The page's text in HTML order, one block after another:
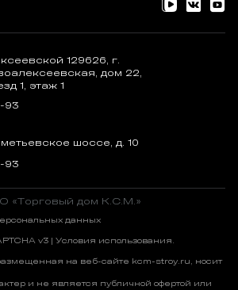
129626, г.
дом 22,
1, этаж 1
93
шоссе, д. 10
93
«Торговый дом К.С.М.»
данных
v3 | Условия использования.
на веб-сайте kcm-stroy.ru, носит
и не является публичной офертой или